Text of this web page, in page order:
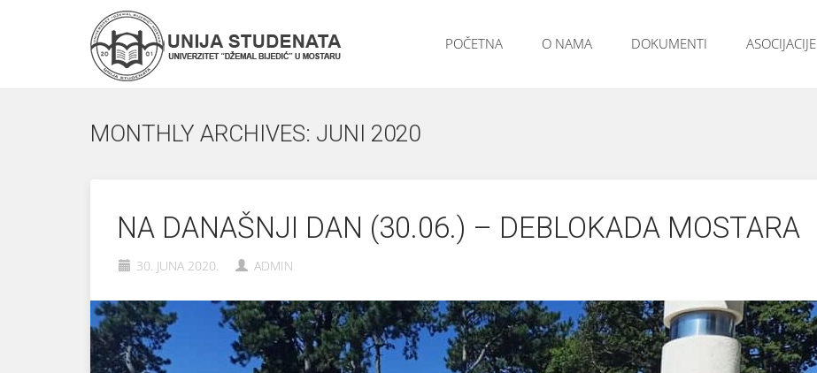
POČETNA O NAMA DOKUMENTI ASOCIJACIJE
MONTHLY ARCHIVES: JUNI 2020
NA DANAŠNJI DAN (30.06.) – DEBLOKADA MOSTARA
30. JUNA 2020. ADMIN